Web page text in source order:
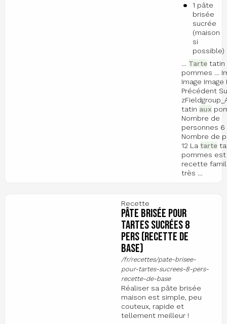
1 pâte
brisée
sucrée
(maison
si
possible)
… Tartetatin
pommes …
Image Image
Précédent
tatin aux
Nombre de
personnes 6
Nombre de
12 La tarte
pommes est
recette
très …
Recette
Pâte brisée pour
tartes sucrées 8
pers (recette de
base)
/fr/recettes/pate-brisee-
pour-tartes-sucrees-8-pers-
recette-de-base
Réaliser sa pâte brisée
maison est simple, peu
couteux, rapide et
tellement meilleur !